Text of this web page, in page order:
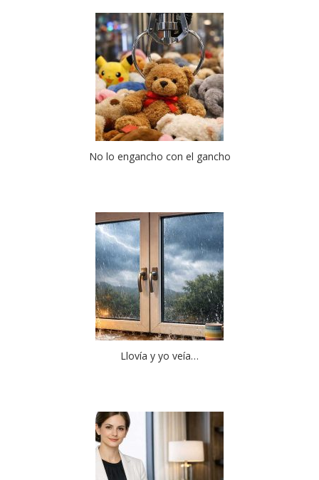
No lo engancho con el gancho
Llovía y yo veía…